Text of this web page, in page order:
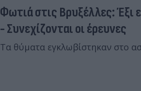
Φωτιά στις Βρυξέλλες: Έξι
- Συνεχίζονται οι έρευνες
Τα θύματα εγκλωβίστηκαν στο